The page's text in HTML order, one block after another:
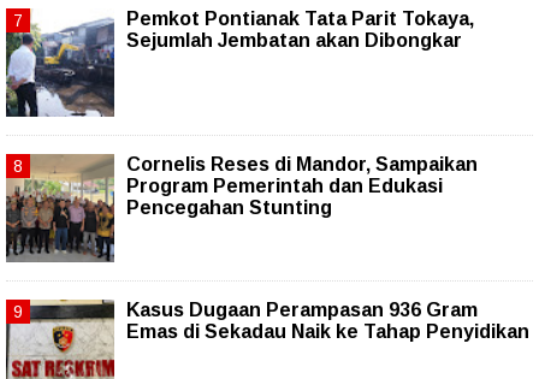
Pemkot Pontianak Tata Parit Tokaya,
Sejumlah Jembatan akan Dibongkar
Cornelis Reses di Mandor, Sampaikan
Program Pemerintah dan Edukasi
Pencegahan Stunting
Kasus Dugaan Perampasan 936 Gram
Emas di Sekadau Naik ke Tahap Penyidikan